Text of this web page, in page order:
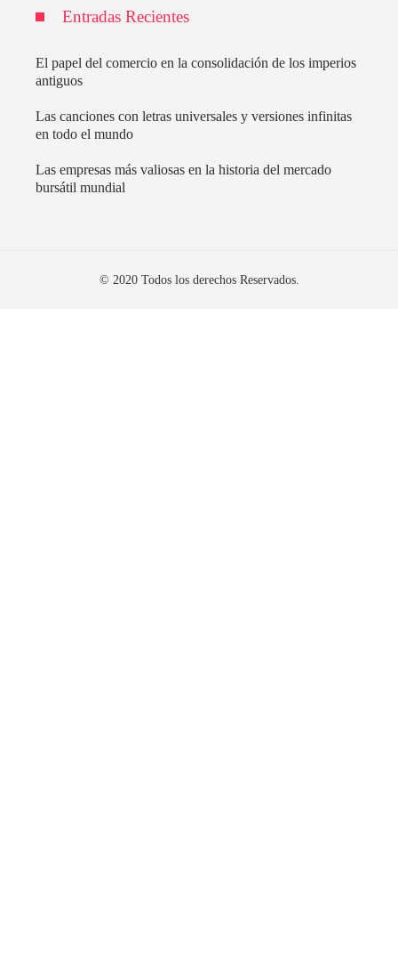
Entradas Recientes
El papel del comercio en la consolidación de los imperios
antiguos
Las canciones con letras universales y versiones infinitas
en todo el mundo
Las empresas más valiosas en la historia del mercado
bursátil mundial
© 2020 Todos los derechos Reservados.